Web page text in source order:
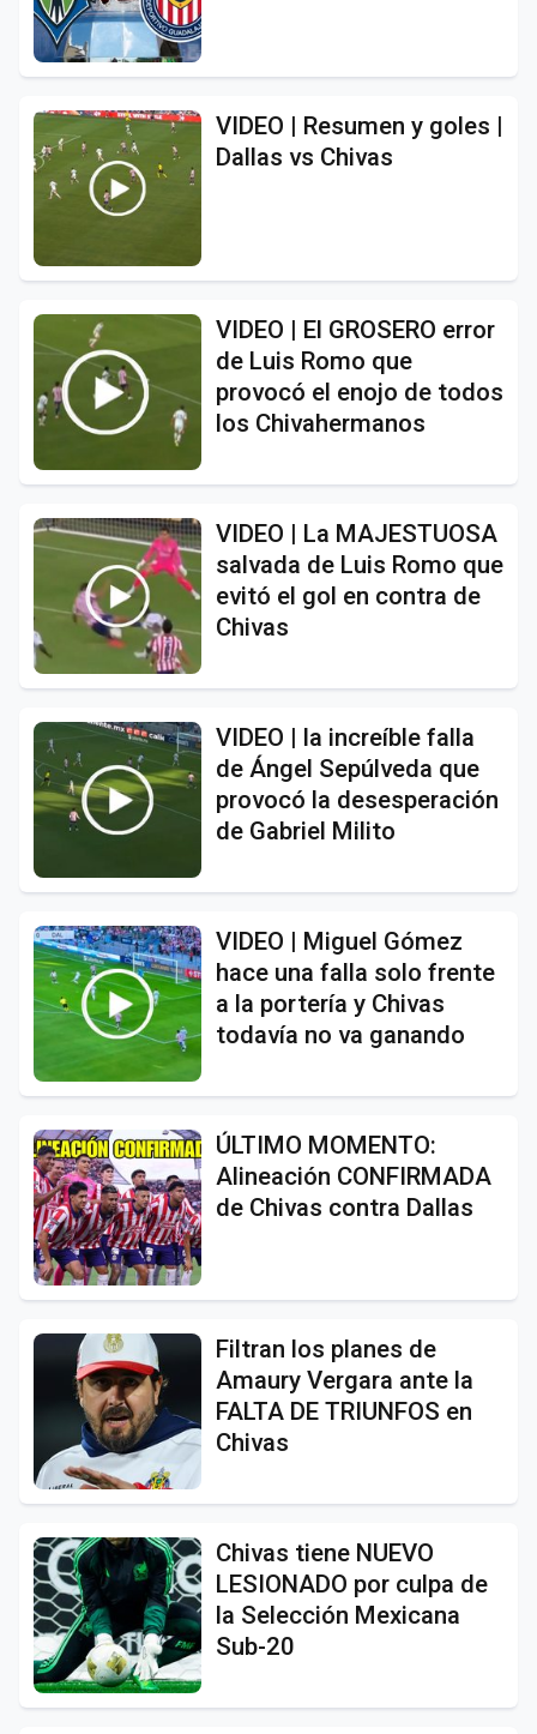
VIDEO | Resumen y goles |
Dallas vs Chivas
VIDEO | El GROSERO error
de Luis Romo que
provocó el enojo de todos
los Chivahermanos
VIDEO | La MAJESTUOSA
salvada de Luis Romo que
evitó el gol en contra de
Chivas
VIDEO | la increíble falla
de Ángel Sepúlveda que
provocó la desesperación
de Gabriel Milito
VIDEO | Miguel Gómez
hace una falla solo frente
a la portería y Chivas
todavía no va ganando
ÚLTIMO MOMENTO:
Alineación CONFIRMADA
de Chivas contra Dallas
Filtran los planes de
Amaury Vergara ante la
FALTA DE TRIUNFOS en
Chivas
Chivas tiene NUEVO
LESIONADO por culpa de
la Selección Mexicana
Sub-20